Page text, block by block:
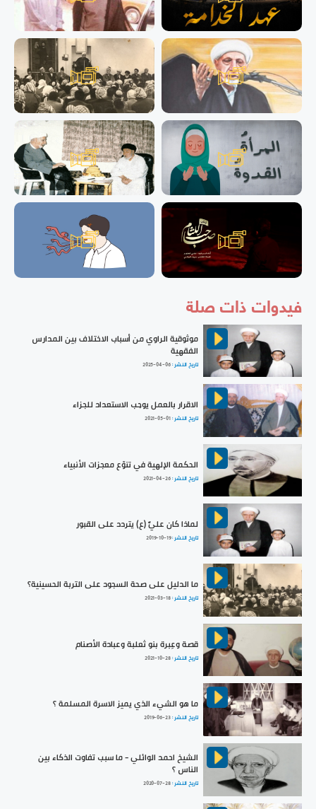
فيدوات ذات صلة
موثوقية الراوي من أسباب الاختلاف بين المدارس
الفقهية
تاريخ النشر :2025-04-06
الاقرار بالعمل يوجب الاستعداد للجزاء
تاريخ النشر :2021-05-01
الحكمة الإلهية في تنوّع معجزات الأنبياء
تاريخ النشر :2021-04-26
لماذا كان عليٌّ (ع) يتردد على القبور
تاريخ النشر :2019-10-19
ما الدليل على صحة السجود على التربة الحسينية؟
تاريخ النشر :2021-03-18
قصة وعِبرة بنو ثعلبة وعبادة الأصنام
تاريخ النشر :2021-10-28
ما هو الشيء الذي يميز الاسرة المسلمة ؟
تاريخ النشر :2019-06-23
الشيخ احمد الوائلي - ما سبب تفاوت الذكاء بين
الناس ؟
تاريخ النشر :2020-07-28